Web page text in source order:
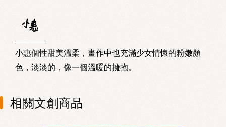
小惠個性甜美溫柔，畫作中也充滿少女情懷的粉嫩顏
色，淡淡的，像一個溫暖的擁抱。
相關文創商品